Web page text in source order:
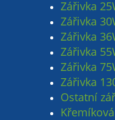
Zářivka
Zářivka
Zářivka
Zářivka
Zářivka
Zářivka
Ostatní